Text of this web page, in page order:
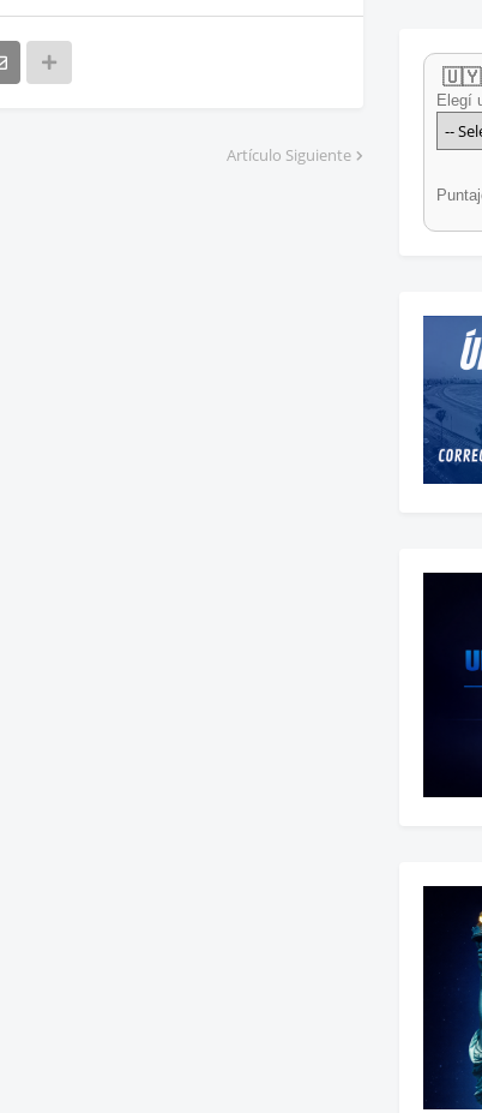
Artículo Siguiente
🇺🇾
Elegí